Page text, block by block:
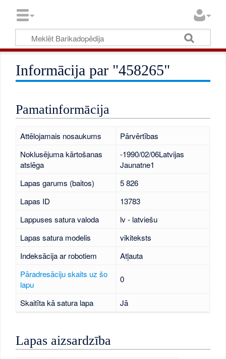
Informācija par "458265"
Pamatinformācija
Attēlojamais nosaukums
Pārvērtības
Noklusējuma kārtošanas
atslēga
-1990/02/06Latvijas
Jaunatne1
Lapas garums (baitos)
5 826
Lapas ID
13783
Lappuses satura valoda
lv - latviešu
Lapas satura modelis
vikiteksts
Indeksācija ar robotiem
Atļauta
Pāradresāciju skaits uz šo
lapu
0
Skaitīta kā satura lapa Jā
Lapas aizsardzība